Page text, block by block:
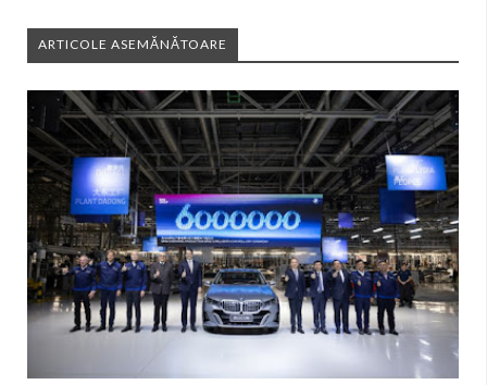
ARTICOLE ASEMĂNĂTOARE